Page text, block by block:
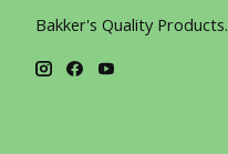
Bakker's Quality Products.